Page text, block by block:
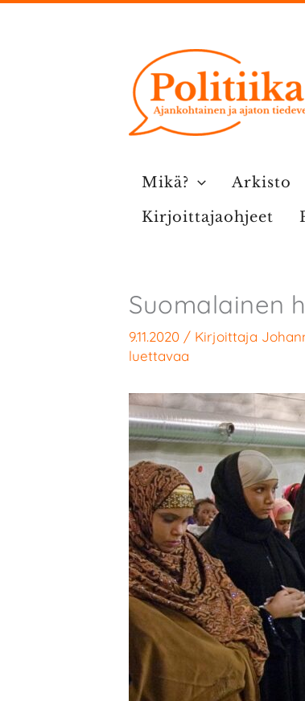
Mikä? Arkisto
Kirjoittajaohjeet
Suomalainen
9.11.2020 / Kirjoittaja
luettavaa